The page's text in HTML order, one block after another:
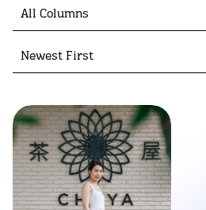
All Columns
Newest First